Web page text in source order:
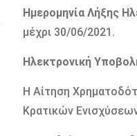
Ημερομηνία Λήξης
μέχρι 30/06/2021.
Ηλεκτρονική
Η Αίτηση
Κρατικών